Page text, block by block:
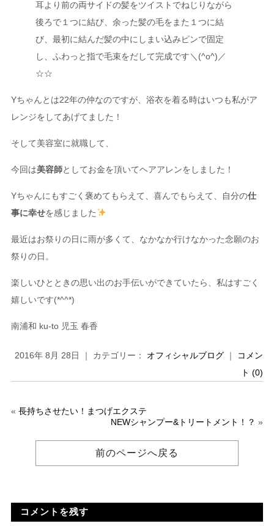
耳より前の両サイドの髪をツイストでねじりながら
後ろで１つに結び、余った髪の毛をまた１つに結
び、最初に結んだ髪の中にしまい込みピンで固定
し、ふわっと指で毛束をだして完成です＼(^o^)／
☆☆
Yちゃんとは22年の仲なのですが、浴衣を着る時はいつも私がア
レンジをしてあげてました！
そして美容室に就職して、
今回は美容師としてお金を頂いてヘアアレンをしました！
Yちゃんにもすごく褒めてもらえて、喜んでもらえて、自分の仕
事に幸せを感じました
最近はお祭りの日に雨が多くて、なかなか行けなかった念願のお
祭りの日。
楽しいひとときの思い出のお手伝いができていたら、私はすごく
嬉しいです(*^^*)
南浦和 ku-to 児玉 春香
2016年 8月 28日 ｜ カテゴリー： オフィシャルブログ ｜ コメン
ト (0)
« 長持ちさせたい！まつげエクステ
NEWシャンプー&トリートメント！？ »
前のページへ戻る
コメントを残す